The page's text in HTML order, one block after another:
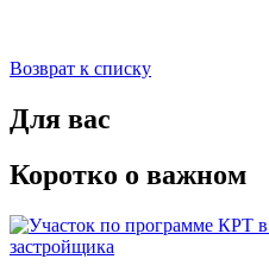
Возврат к списку
Для вас
Коротко о важном